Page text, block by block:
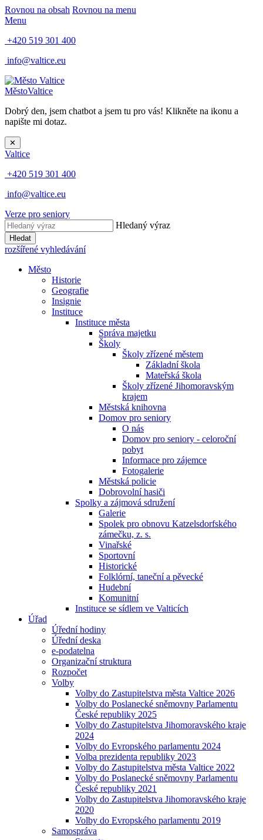
Rovnou na obsah Rovnou na menu
Menu
+420 519 301 400
info@valtice.eu
MěstoValtice
Dobrý den, jsem chatbot a jsem tu pro vás! Klikněte na ikonu a
napište mi dotaz.
✕
Valtice
+420 519 301 400
info@valtice.eu
Verze pro seniory
Hledaný výraz
Hledat
rozšířené vyhledávání
Město
Historie
Geografie
Insignie
Instituce
Instituce města
Správa majetku
Školy
Školy zřízené městem
Základní škola
Mateřská škola
Školy zřízené Jihomoravským
krajem
Městská knihovna
Domov pro seniory
O nás
Domov pro seniory - celoroční
pobyt
Informace pro zájemce
Fotogalerie
Městská policie
Dobrovolní hasiči
Spolky a zájmová sdružení
Galerie
Spolek pro obnovu Katzelsdorfského
zámečku, z. s.
Vinařské
Sportovní
Historické
Folklórní, taneční a pěvecké
Hudební
Komunitní
Instituce se sídlem ve Valticích
Úřad
Úřední hodiny
Úřední deska
e-podatelna
Organizační struktura
Rozpočet
Volby
Volby do Zastupitelstva města Valtice 2026
Volby do Poslanecké sněmovny Parlamentu
České republiky 2025
Volby do Zastupitelstva Jihomoravského kraje
2024
Volby do Evropského parlamentu 2024
Volba prezidenta republiky 2023
Volby do Zastupitelstva města Valtice 2022
Volby do Poslanecké sněmovny Parlamentu
České republiky 2021
Volby do Zastupitelstva Jihomoravského kraje
2020
Volby do Evropského parlamentu 2019
Samospráva